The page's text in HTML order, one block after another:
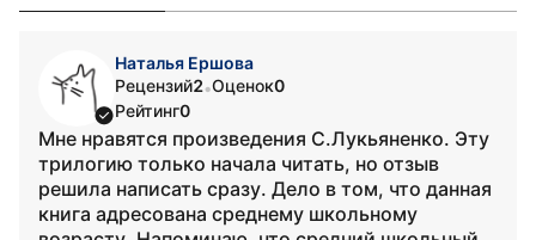
Наталья Ершова
Рецензий2•Оценок0
Рейтинг0
Мне нравятся произведения С.Лукьяненко. Эту
трилогию только начала читать, но отзыв
решила написать сразу. Дело в том, что данная
книга адресована среднему школьному